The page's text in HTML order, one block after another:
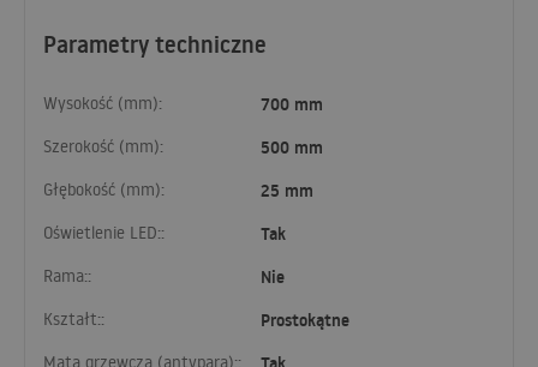
Parametry techniczne
Wysokość (mm): 700 mm
Szerokość (mm): 500 mm
Głębokość (mm): 25 mm
Oświetlenie LED:: Tak
Rama:: Nie
Kształt:: Prostokątne
Mata grzewcza (antypara)::